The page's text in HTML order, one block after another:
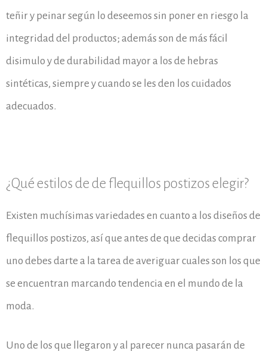
teñir y peinar según lo deseemos sin poner en riesgo la
integridad del productos; además son de más fácil
disimulo y de durabilidad mayor a los de hebras
sintéticas, siempre y cuando se les den los cuidados
adecuados.
¿Qué estilos de de flequillos postizos elegir?
Existen muchísimas variedades en cuanto a los diseños de
flequillos postizos, así que antes de que decidas comprar
uno debes darte a la tarea de averiguar cuales son los que
se encuentran marcando tendencia en el mundo de la
moda.
Uno de los que llegaron y al parecer nunca pasarán de